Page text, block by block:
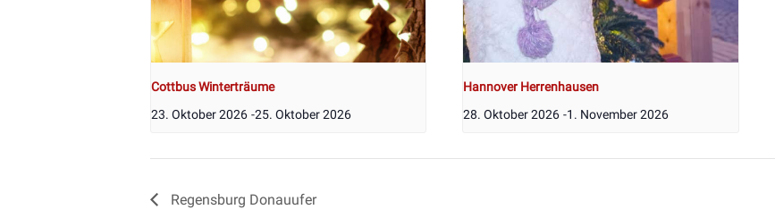
Cottbus Winterträume
23. Oktober 2026 -25. Oktober 2026
Hannover Herrenhausen
28. Oktober 2026 -1. November 2026
Regensburg Donauufer